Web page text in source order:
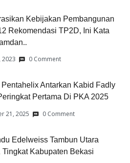
Kebijakan Pembangunan
Rekomendasi TP2D, Ini Kata
2023 0 Comment
Pentahelix Antarkan Kabid Fadly
Pertama Di PKA 2025
21, 2025 0 Comment
Edelweiss Tambun Utara
Tingkat Kabupaten Bekasi